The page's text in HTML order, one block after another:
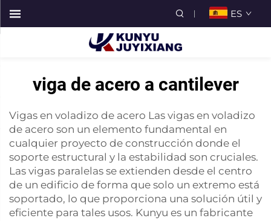
ES
viga de acero a cantilever
Vigas en voladizo de acero Las vigas en voladizo
de acero son un elemento fundamental en
cualquier proyecto de construcción donde el
soporte estructural y la estabilidad son cruciales.
Las vigas paralelas se extienden desde el centro
de un edificio de forma que solo un extremo está
soportado, lo que proporciona una solución útil y
eficiente para tales usos. Kunyu es un fabricante